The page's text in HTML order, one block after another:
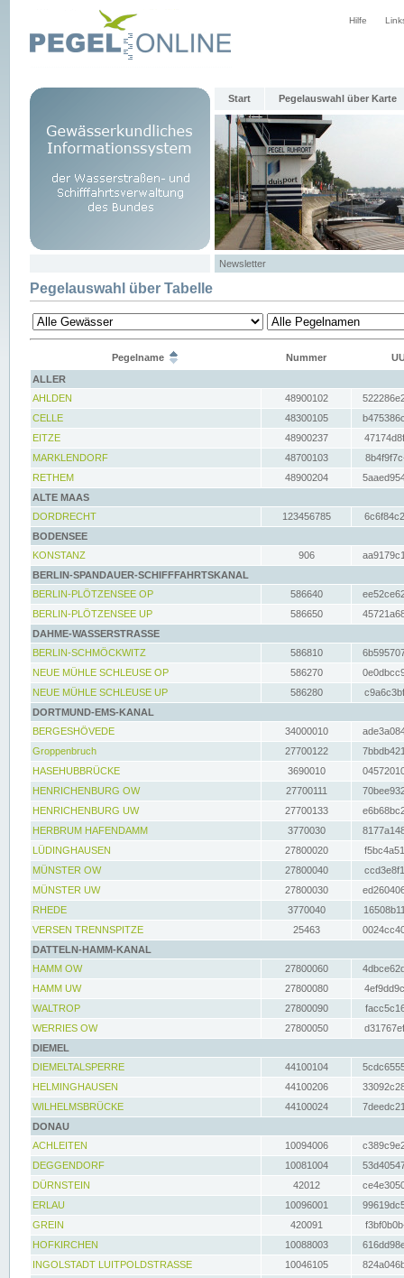
Hilfe
Start Pegelauswahl über Karte
Newsletter
Pegelauswahl über Tabelle
Pegelname Nummer
ALLER
AHLDEN
48900102
CELLE
48300105
EITZE
48900237
MARKLENDORF
48700103
RETHEM
48900204
ALTE MAAS
DORDRECHT
123456785
BODENSEE
KONSTANZ
906
BERLIN-SPANDAUER-SCHIFFFAHRTSKANAL
BERLIN-PLÖTZENSEE OP
586640
BERLIN-PLÖTZENSEE UP
586650
DAHME-WASSERSTRASSE
BERLIN-SCHMÖCKWITZ
586810
NEUE MÜHLE SCHLEUSE OP
586270
NEUE MÜHLE SCHLEUSE UP
586280
DORTMUND-EMS-KANAL
BERGESHÖVEDE
34000010
Groppenbruch
27700122
HASEHUBBRÜCKE
3690010
HENRICHENBURG OW
27700111
HENRICHENBURG UW
27700133
HERBRUM HAFENDAMM
3770030
LÜDINGHAUSEN
27800020
MÜNSTER OW
27800040
MÜNSTER UW
27800030
RHEDE
3770040
VERSEN TRENNSPITZE
25463
DATTELN-HAMM-KANAL
HAMM OW
27800060
HAMM UW
27800080
WALTROP
27800090
WERRIES OW
27800050
DIEMEL
DIEMELTALSPERRE
44100104
HELMINGHAUSEN
44100206
WILHELMSBRÜCKE
44100024
DONAU
ACHLEITEN
10094006
DEGGENDORF
10081004
DÜRNSTEIN
42012
ERLAU
10096001
GREIN
420091
HOFKIRCHEN
10088003
INGOLSTADT LUITPOLDSTRASSE
10046105